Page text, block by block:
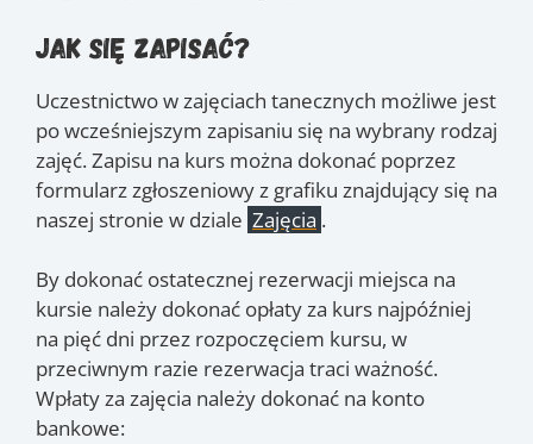
Jak się zapisać?
Uczestnictwo w zajęciach tanecznych możliwe jest
po wcześniejszym zapisaniu się na wybrany rodzaj
zajęć. Zapisu na kurs można dokonać poprzez
formularz zgłoszeniowy z grafiku znajdujący się na
naszej stronie w dziale Zajęcia .
By dokonać ostatecznej rezerwacji miejsca na
kursie należy dokonać opłaty za kurs najpóźniej
na pięć dni przez rozpoczęciem kursu, w
przeciwnym razie rezerwacja traci ważność.
Wpłaty za zajęcia należy dokonać na konto
bankowe: